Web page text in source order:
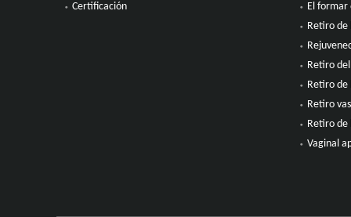
Certificación
El formar
Retiro de
Retiro
Retiro de
Retiro
Retiro de
Vaginal